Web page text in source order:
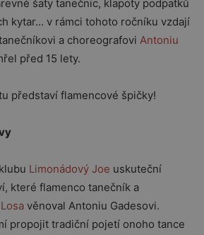
šaty tanečnic, klapoty podpatků
kytar… v rámci tohoto ročníku vzdají
a choreografovi Antoniu
před 15 lety.
představí flamencové špičky!
Limonádový Joe uskuteční
které flamenco tanečník a
věnoval Antoniu Gadesovi.
propojit tradiční pojetí onoho tance